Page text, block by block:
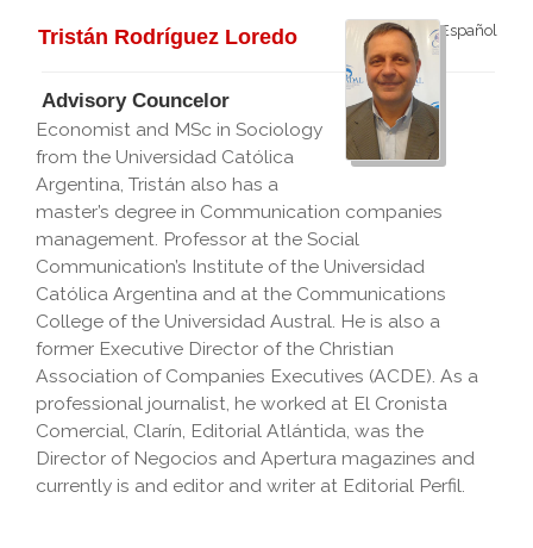
Español
Tristán Rodríguez Loredo
Advisory Councelor
Economist and MSc in Sociology
from the Universidad Católica
Argentina, Tristán also has a
master’s degree in Communication companies
management. Professor at the Social
Communication’s Institute of the Universidad
Católica Argentina and at the Communications
College of the Universidad Austral. He is also a
former Executive Director of the Christian
Association of Companies Executives (ACDE). As a
professional journalist, he worked at El Cronista
Comercial, Clarín, Editorial Atlántida, was the
Director of Negocios and Apertura magazines and
currently is and editor and writer at Editorial Perfil.